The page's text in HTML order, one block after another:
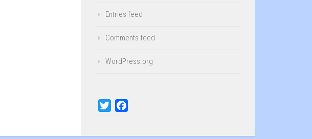
Entries feed
Comments feed
WordPress.org
Twitter